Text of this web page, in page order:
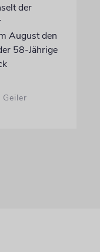
der
August den
58-Jährige